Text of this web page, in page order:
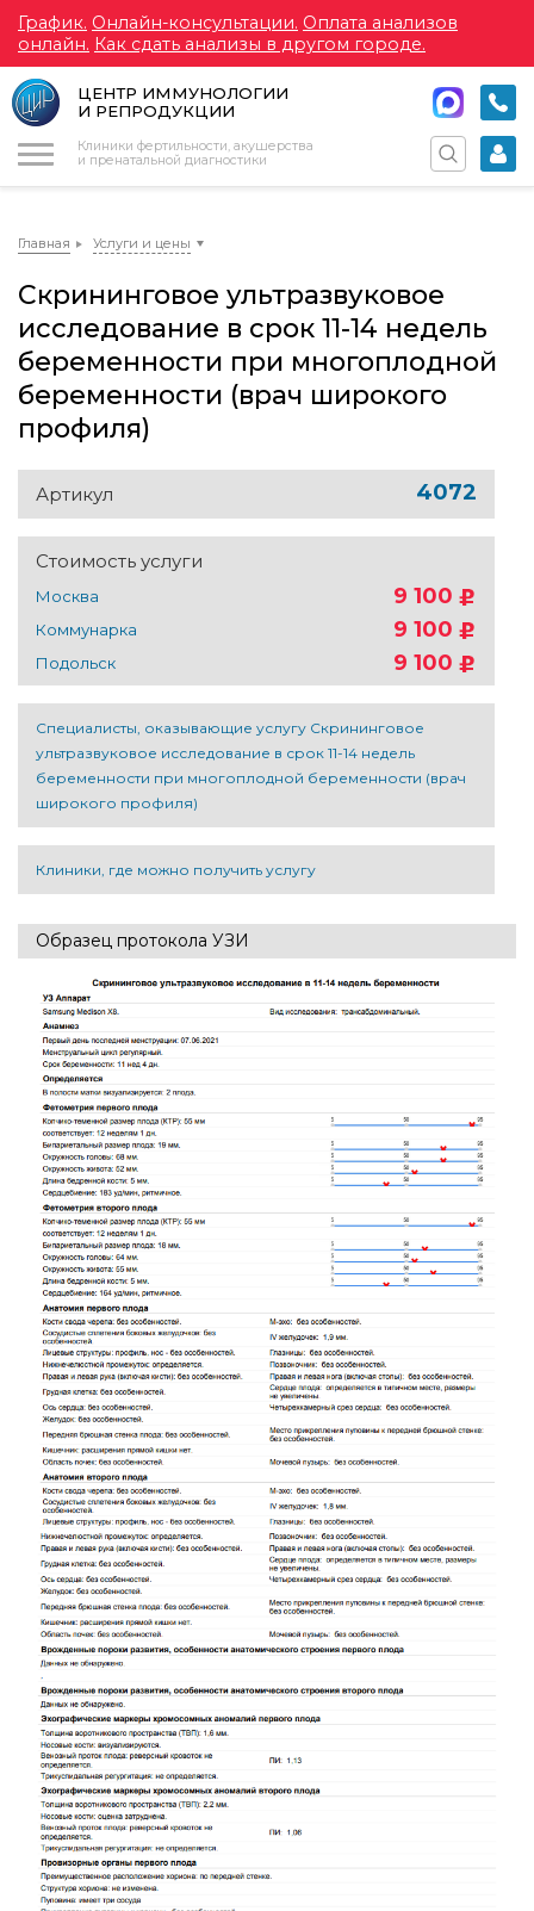
График. Онлайн-консультации. Оплата анализов
онлайн. Как сдать анализы в другом городе.
ЦЕНТР ИММУНОЛОГИИ
И РЕПРОДУКЦИИ
Клиники фертильности, акушерства
и пренатальной диагностики
Главная Услуги и цены
Скрининговое ультразвуковое
исследование в срок 11-14 недель
беременности при многоплодной
беременности (врач широкого
профиля)
Артикул 4072
Стоимость услуги
Москва 9 100
Коммунарка 9 100
Подольск 9 100
Специалисты, оказывающие услугу Скрининговое
ультразвуковое исследование в срок 11-14 недель
беременности при многоплодной беременности (врач
широкого профиля)
Клиники, где можно получить услугу
Образец протокола УЗИ